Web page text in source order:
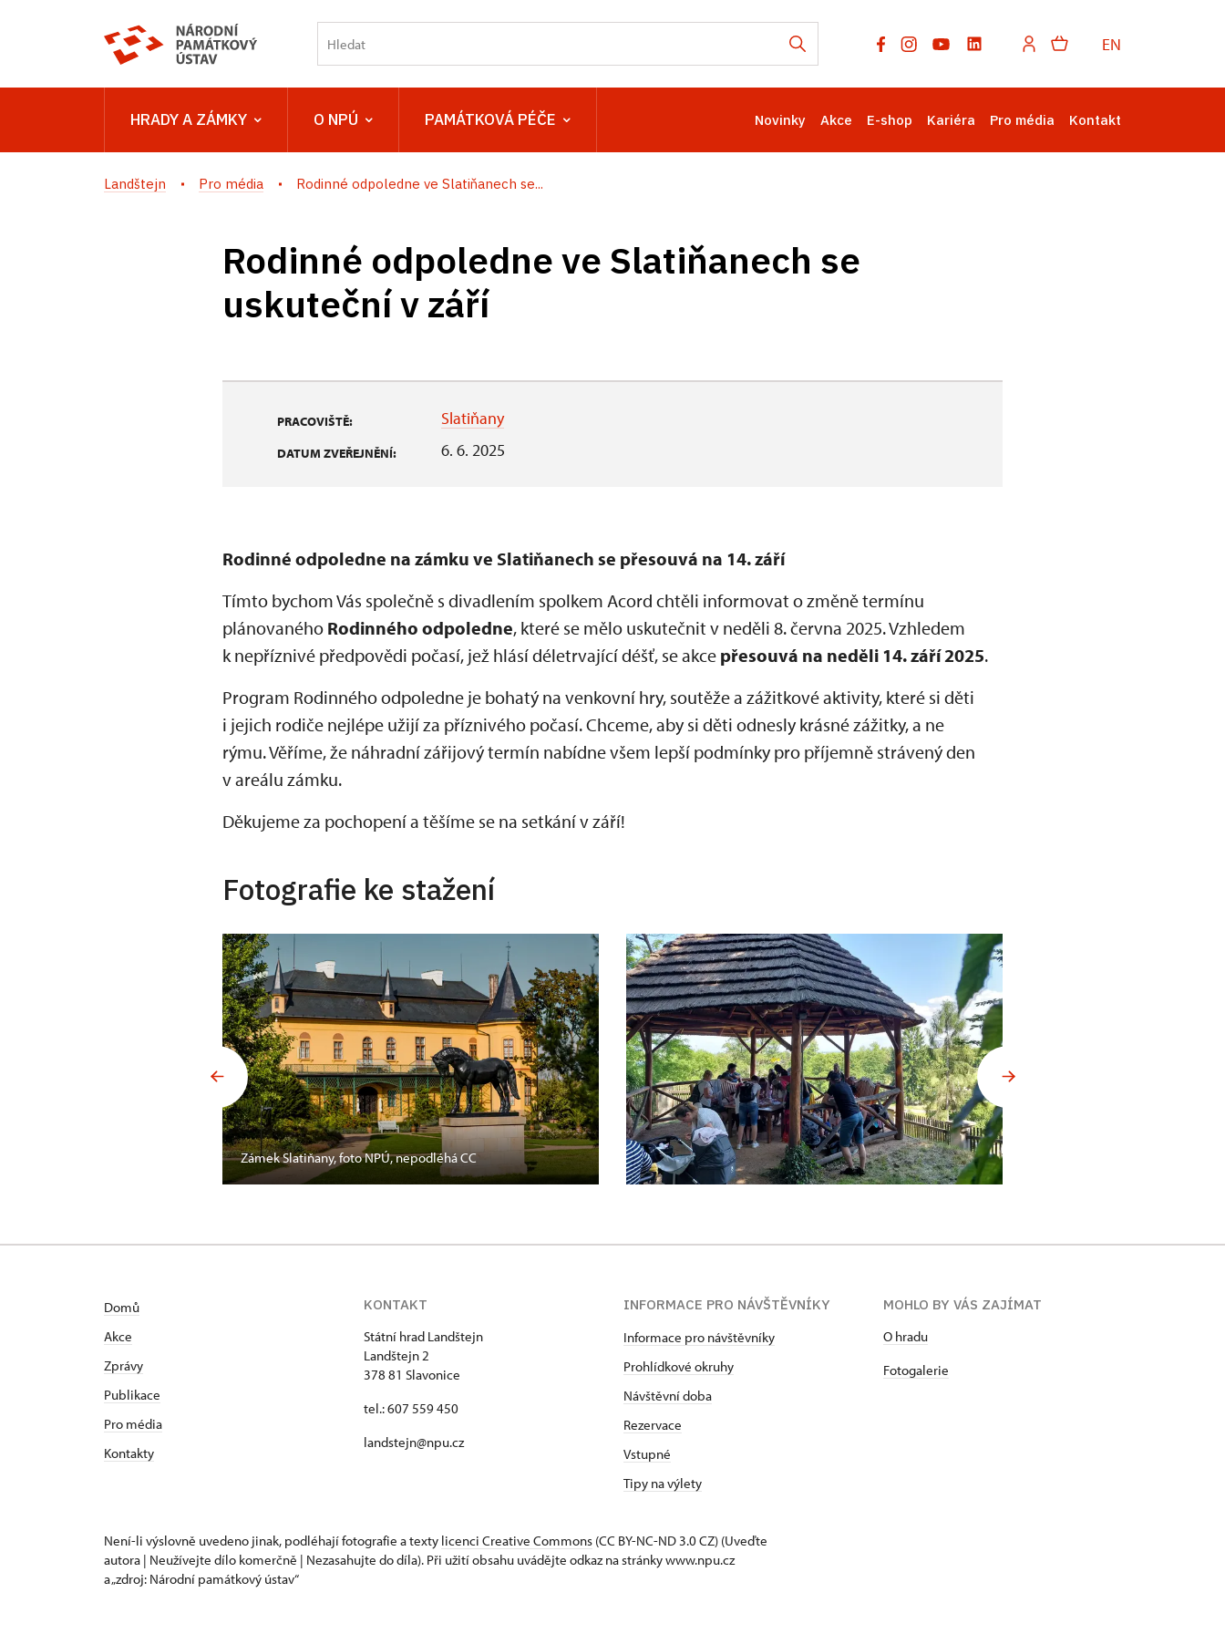
EN
HRADY A ZÁMKY O NPÚ PAMÁTKOVÁ PÉČE Novinky Akce E-shop Kariéra Pro média Kontakt
Landštejn Pro média Rodinné odpoledne ve Slatiňanech se...
Rodinné odpoledne ve Slatiňanech se
uskuteční v září
PRACOVIŠTĚ: Slatiňany
DATUM ZVEŘEJNĚNÍ: 6. 6. 2025
Rodinné odpoledne na zámku ve Slatiňanech se přesouvá na 14. září
Tímto bychom Vás společně s divadlením spolkem Acord chtěli informovat o změně termínu
plánovaného Rodinného odpoledne, které se mělo uskutečnit v neděli 8. června 2025. Vzhledem
k nepříznivé předpovědi počasí, jež hlásí déletrvající déšť, se akce přesouvá na neděli 14. září 2025.
Program Rodinného odpoledne je bohatý na venkovní hry, soutěže a zážitkové aktivity, které si děti
i jejich rodiče nejlépe užijí za příznivého počasí. Chceme, aby si děti odnesly krásné zážitky, a ne
rýmu. Věříme, že náhradní zářijový termín nabídne všem lepší podmínky pro příjemně strávený den
v areálu zámku.
Děkujeme za pochopení a těšíme se na setkání v září!
Fotografie ke stažení
Zámek Slatiňany, foto NPÚ, nepodléhá CC
Domů
Akce
Zprávy
Publikace
Pro média
Kontakty
KONTAKT
Státní hrad Landštejn
Landštejn 2
378 81 Slavonice
tel.: 607 559 450
landstejn@npu.cz
INFORMACE PRO NÁVŠTĚVNÍKY
Informace pro návštěvníky
Prohlídkové okruhy
Návštěvní doba
Rezervace
Vstupné
Tipy na výlety
MOHLO BY VÁS ZAJÍMAT
O hradu
Fotogalerie
Není-li výslovně uvedeno jinak, podléhají fotografie a texty licenci Creative Commons (CC BY-NC-ND 3.0 CZ) (Uveďte
autora | Neužívejte dílo komerčně | Nezasahujte do díla). Při užití obsahu uvádějte odkaz na stránky www.npu.cz
a „zdroj: Národní památkový ústav“